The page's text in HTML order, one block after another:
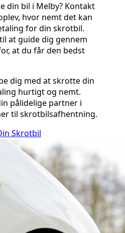
din bil i Melby? Kontakt
hvor nemt det kan
for din skrotbil.
at guide dig gennem
at du får den bedst
dig med at skrotte din
hurtigt og nemt.
pålidelige partner i
til skrotbilsafhentning.
Skrotbil